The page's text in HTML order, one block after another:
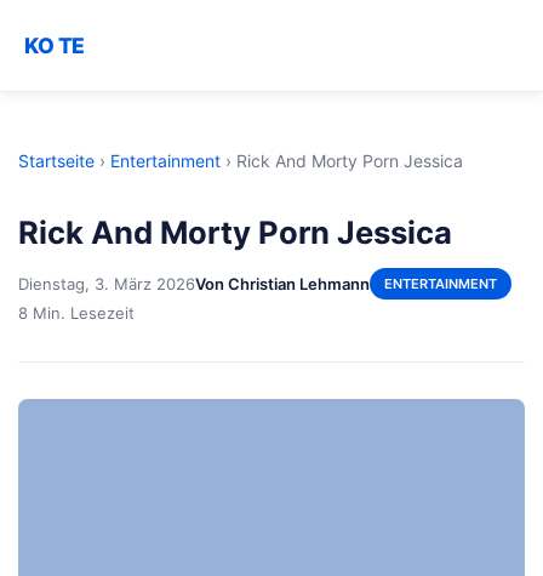
KO TE
Startseite › Entertainment › Rick And Morty Porn Jessica
Rick And Morty Porn Jessica
Dienstag, 3. März 2026Von Christian Lehmann ENTERTAINMENT
8 Min. Lesezeit